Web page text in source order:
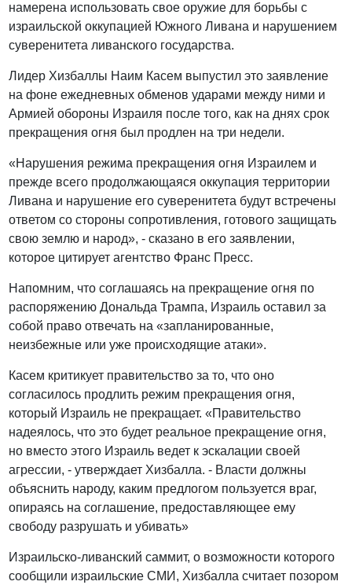
намерена использовать свое оружие для борьбы с
израильской оккупацией Южного Ливана и нарушением
суверенитета ливанского государства.
Лидер Хизбаллы Наим Касем выпустил это заявление
на фоне ежедневных обменов ударами между ними и
Армией обороны Израиля после того, как на днях срок
прекращения огня был продлен на три недели.
«Нарушения режима прекращения огня Израилем и
прежде всего продолжающаяся оккупация территории
Ливана и нарушение его суверенитета будут встречены
ответом со стороны сопротивления, готового защищать
свою землю и народ», - сказано в его заявлении,
которое цитирует агентство Франс Пресс.
Напомним, что соглашаясь на прекращение огня по
распоряжению Дональда Трампа, Израиль оставил за
собой право отвечать на «запланированные,
неизбежные или уже происходящие атаки».
Касем критикует правительство за то, что оно
согласилось продлить режим прекращения огня,
который Израиль не прекращает. «Правительство
надеялось, что это будет реальное прекращение огня,
но вместо этого Израиль ведет к эскалации своей
агрессии, - утверждает Хизбалла. - Власти должны
объяснить народу, каким предлогом пользуется враг,
опираясь на соглашение, предоставляющее ему
свободу разрушать и убивать»
Израильско-ливанский саммит, о возможности которого
сообщили израильские СМИ, Хизбалла считает позором